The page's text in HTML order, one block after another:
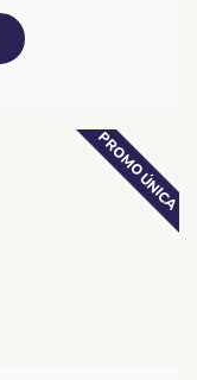
PROMO ÚNICA